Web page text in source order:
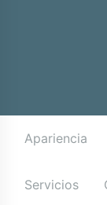
Apariencia
Servicios